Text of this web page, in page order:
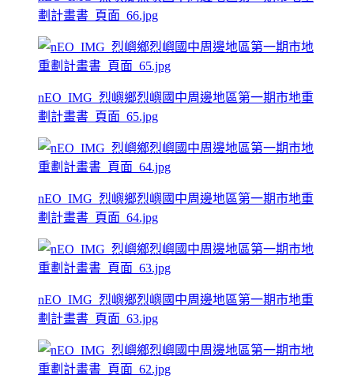
劃計畫書_頁面_66.jpg
nEO_IMG_烈嶼鄉烈嶼國中周邊地區第一期市地重
劃計畫書_頁面_65.jpg
nEO_IMG_烈嶼鄉烈嶼國中周邊地區第一期市地重
劃計畫書_頁面_64.jpg
nEO_IMG_烈嶼鄉烈嶼國中周邊地區第一期市地重
劃計畫書_頁面_63.jpg